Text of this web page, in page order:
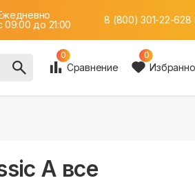
09:00 до 21:00
8 (800) 301-22-628
0
Сравнение
0
A все